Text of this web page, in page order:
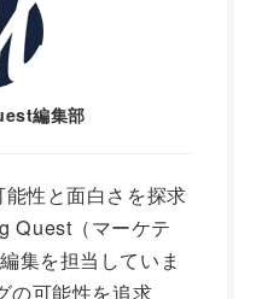
編集部
性と面白さを探求
Quest（マーケテ
集を担当していま
の可能性を追求